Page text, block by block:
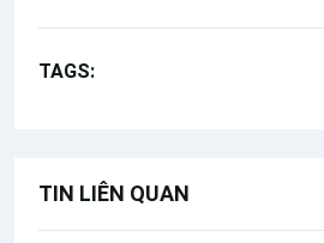
TAGS:
TIN LIÊN QUAN